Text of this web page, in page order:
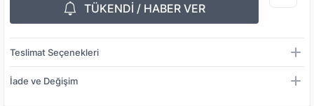
TÜKENDİ / HABER VER
Teslimat Seçenekleri
İade ve Değişim